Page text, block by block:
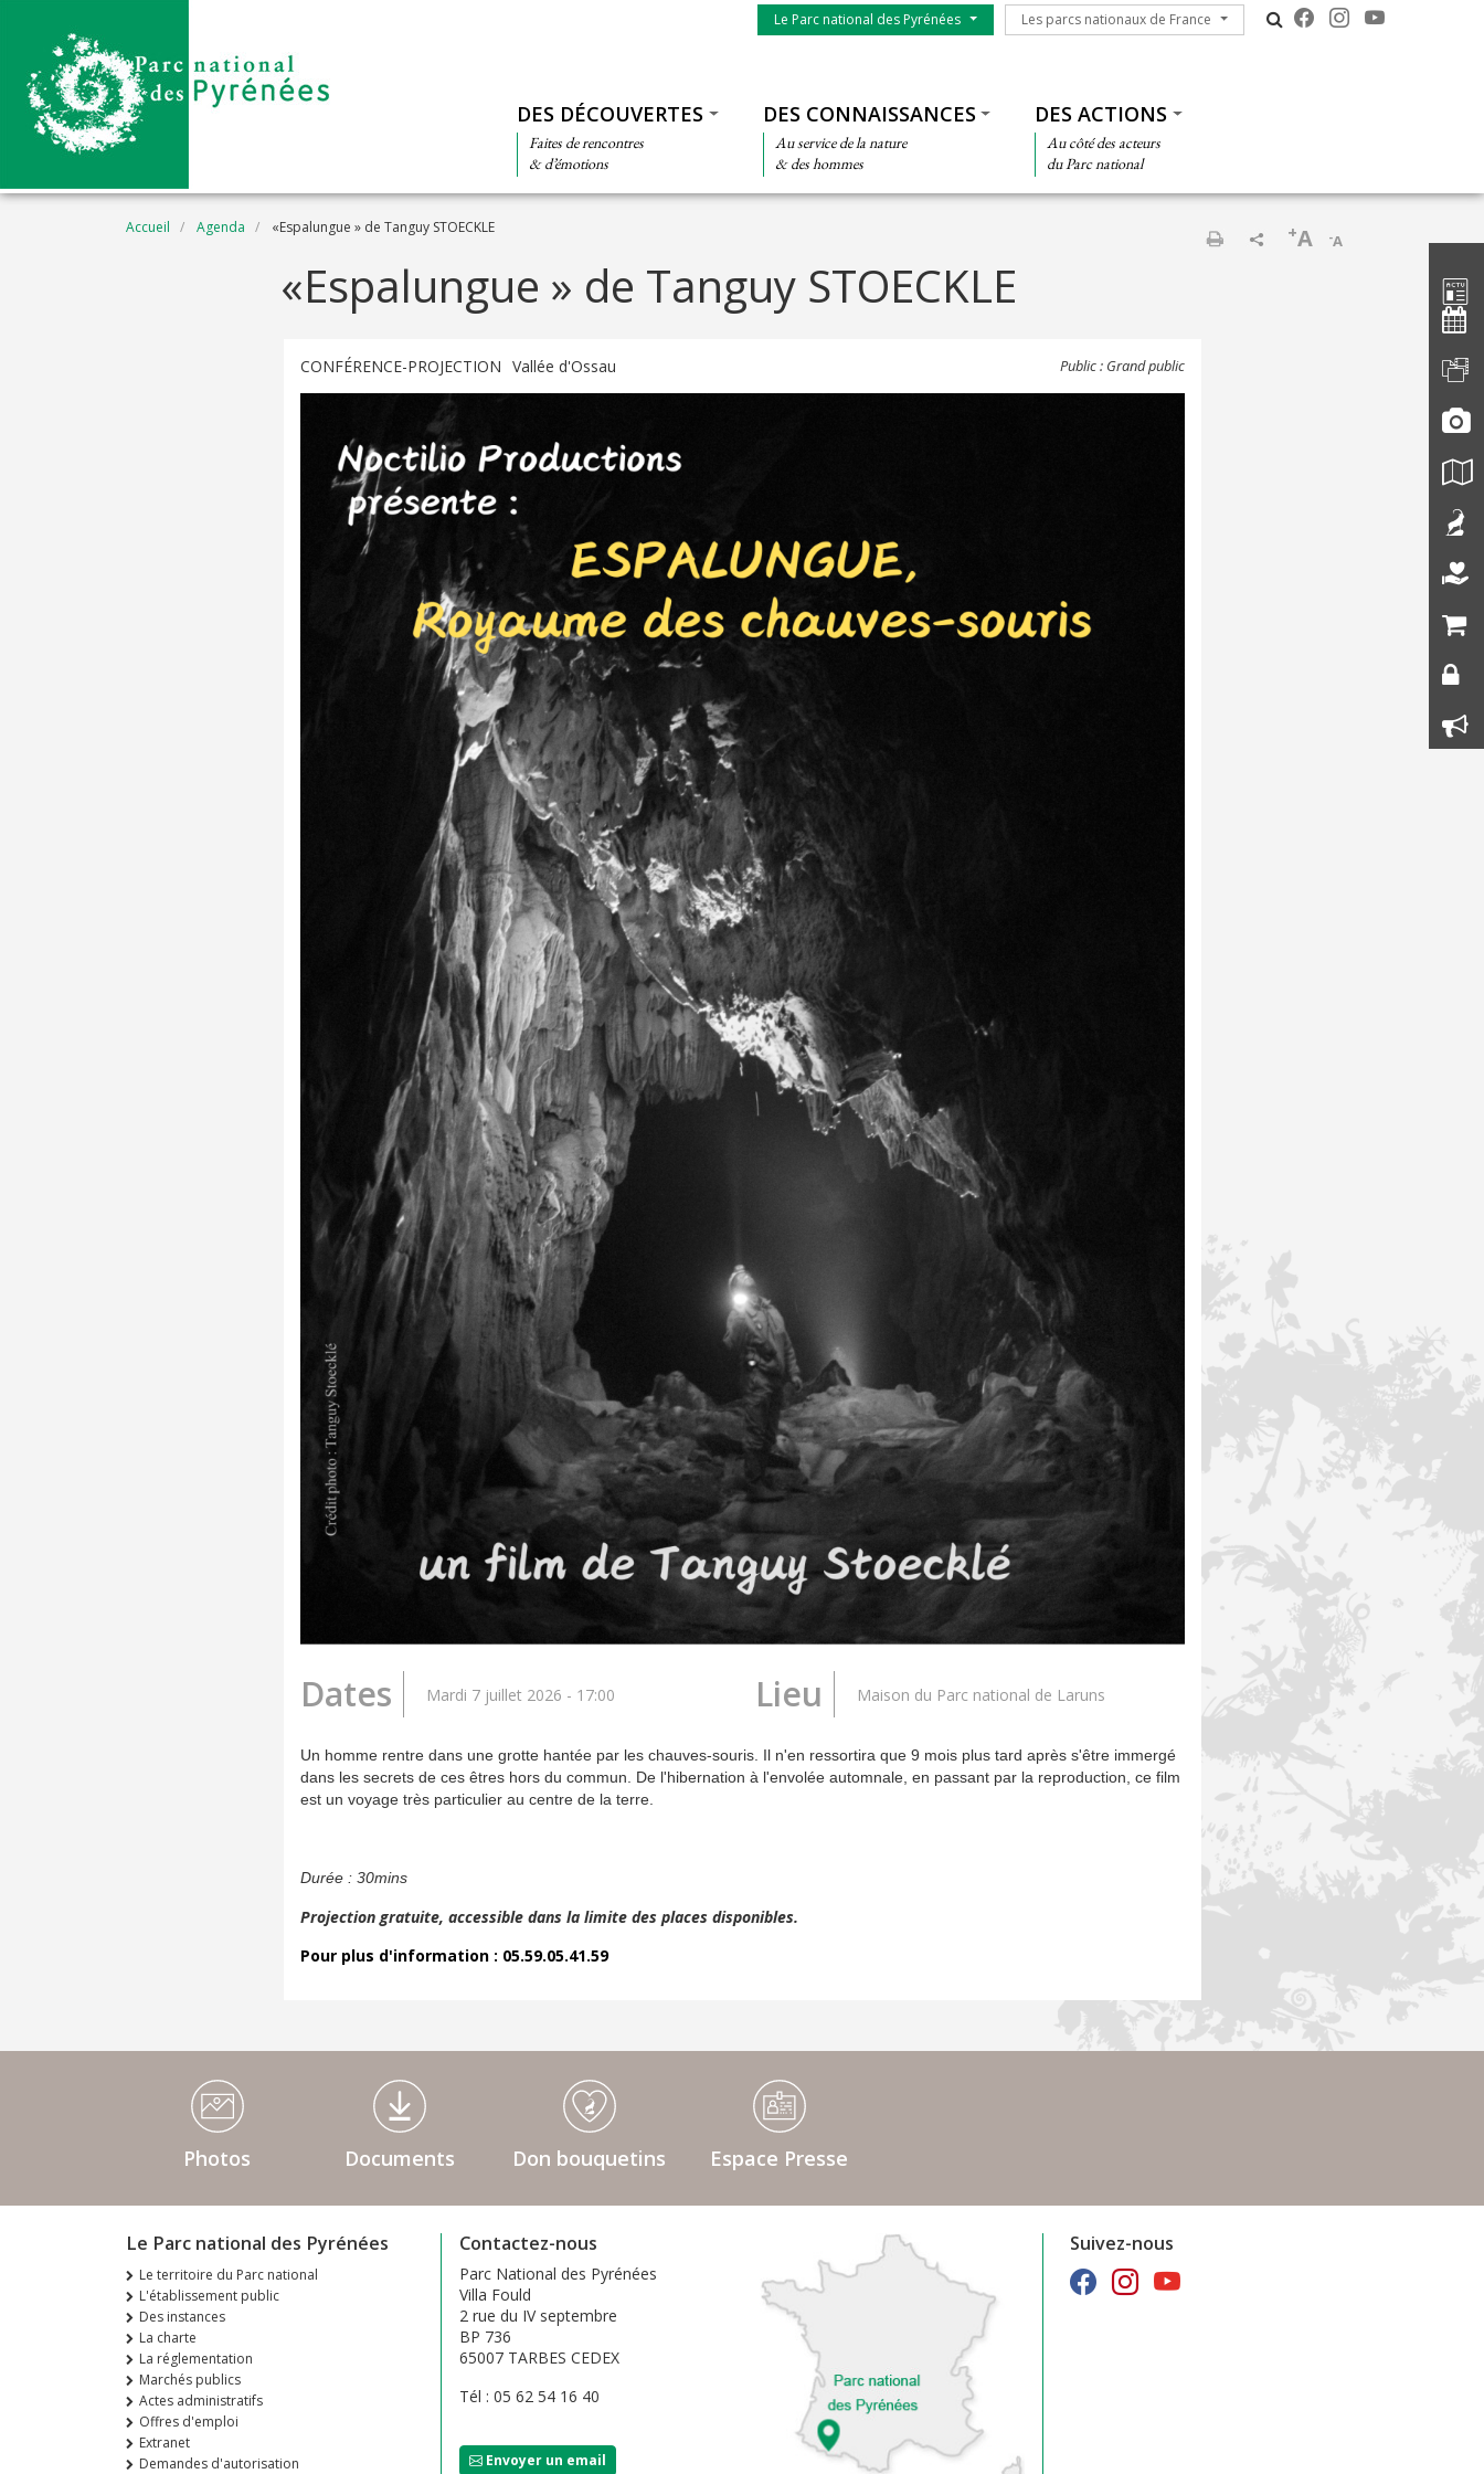
Menu du parc
Le Parc national des Pyrénées Les parcs nationaux de France
Les parcs nationaux de France
DES DÉCOUVERTES
Faites de rencontres
& d’émotions
DES CONNAISSANCES
Au service de la nature
& des hommes
DES ACTIONS
Au côté des acteurs
du Parc national
Fil d'Ariane
Accueil Agenda «Espalungue » de Tanguy STOECKLE
-A
+A
«Espalungue » de Tanguy STOECKLE
CONFÉRENCE-PROJECTION Vallée d'Ossau Public : Grand public
Dates Mardi 7 juillet 2026 - 17:00 Lieu Maison du Parc national de Laruns
Un homme rentre dans une grotte hantée par les chauves-souris. Il n'en ressortira que 9 mois plus tard après s'être immergé
dans les secrets de ces êtres hors du commun. De l'hibernation à l'envolée automnale, en passant par la reproduction, ce film
est un voyage très particulier au centre de la terre.
Durée : 30mins
Projection gratuite, accessible dans la limite des places disponibles.
Pour plus d'information : 05.59.05.41.59
Médiathèque Footer
Photos Documents Don bouquetins Espace Presse
Le Parc national des Pyrénées
Le territoire du Parc national
L'établissement public
Des instances
La charte
La réglementation
Marchés publics
Actes administratifs
Offres d'emploi
Extranet
Demandes d'autorisation
Contactez-nous
Parc National des Pyrénées
Villa Fould
2 rue du IV septembre
BP 736
65007 TARBES CEDEX
Tél : 05 62 54 16 40
Envoyer un email
Suivez-nous